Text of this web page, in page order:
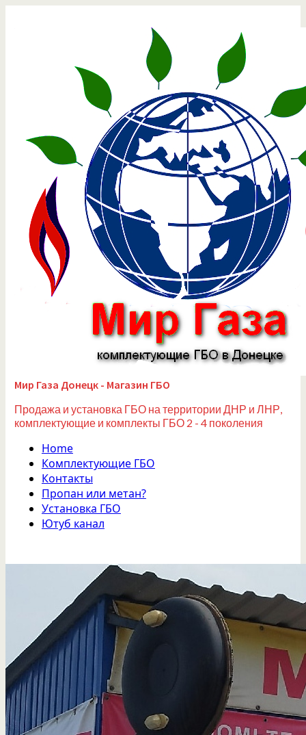
Мир Газа Донецк - Магазин ГБО
Продажа и установка ГБО на территории ДНР и ЛНР,
комплектующие и комплекты ГБО 2 - 4 поколения
Home
Комплектующие ГБО
Контакты
Пропан или метан?
Установка ГБО
Ютуб канал